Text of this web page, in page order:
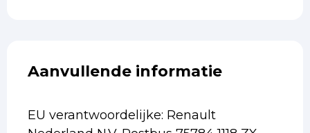
Aanvullende informatie
EU verantwoordelijke: Renault